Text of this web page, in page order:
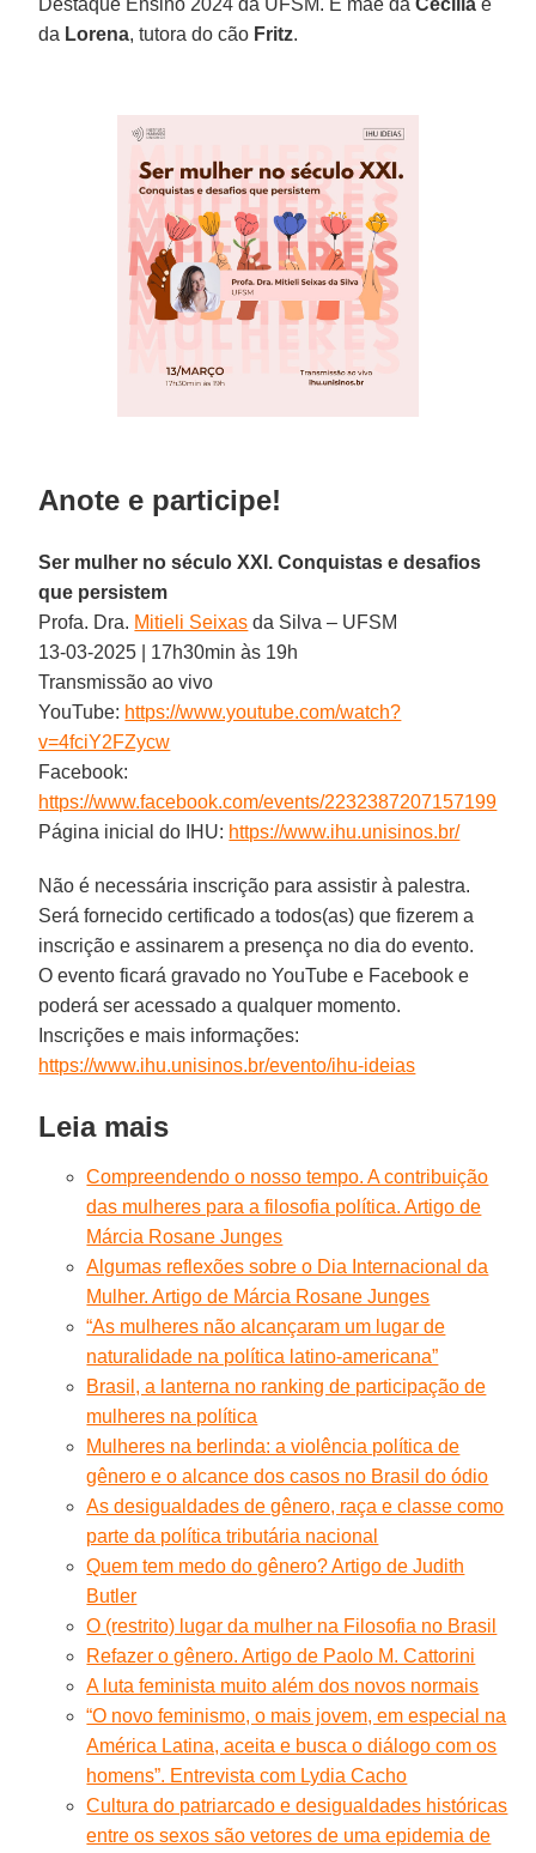
da Lorena, tutora do cão Fritz.
Anote e participe!
Ser mulher no século XXI. Conquistas e desafios
que persistem
Profa. Dra. Mitieli Seixas da Silva – UFSM
13-03-2025 | 17h30min às 19h
Transmissão ao vivo
YouTube: https://www.youtube.com/watch?
v=4fciY2FZycw
Facebook:
https://www.facebook.com/events/2232387207157199
Página inicial do IHU: https://www.ihu.unisinos.br/
Não é necessária inscrição para assistir à palestra.
Será fornecido certificado a todos(as) que fizerem a
inscrição e assinarem a presença no dia do evento.
O evento ficará gravado no YouTube e Facebook e
poderá ser acessado a qualquer momento.
Inscrições e mais informações:
https://www.ihu.unisinos.br/evento/ihu-ideias
Leia mais
Compreendendo o nosso tempo. A contribuição
das mulheres para a filosofia política. Artigo de
Márcia Rosane Junges
Algumas reflexões sobre o Dia Internacional da
Mulher. Artigo de Márcia Rosane Junges
“As mulheres não alcançaram um lugar de
naturalidade na política latino-americana”
Brasil, a lanterna no ranking de participação de
mulheres na política
Mulheres na berlinda: a violência política de
gênero e o alcance dos casos no Brasil do ódio
As desigualdades de gênero, raça e classe como
parte da política tributária nacional
Quem tem medo do gênero? Artigo de Judith
Butler
O (restrito) lugar da mulher na Filosofia no Brasil
Refazer o gênero. Artigo de Paolo M. Cattorini
A luta feminista muito além dos novos normais
“O novo feminismo, o mais jovem, em especial na
América Latina, aceita e busca o diálogo com os
homens”. Entrevista com Lydia Cacho
Cultura do patriarcado e desigualdades históricas
entre os sexos são vetores de uma epidemia de